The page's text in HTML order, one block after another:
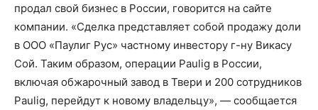
продал свой бизнес в России, говорится на сайте
компании. «Сделка представляет собой продажу доли
в ООО «Паулиг Рус» частному инвестору г-ну Викасу
Сой. Таким образом, операции Paulig в России,
включая обжарочный завод в Твери и 200 сотрудников
Paulig, перейдут к новому владельцу», — сообщается